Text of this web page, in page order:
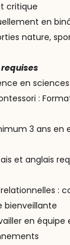
critique
en
nature,
en
:
3 ans en
et anglais
:
bienveillante
en équipe